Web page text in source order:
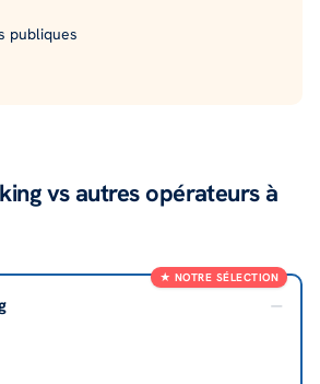
publiques
vs autres opérateurs à
★ NOTRE SÉLECTION
—